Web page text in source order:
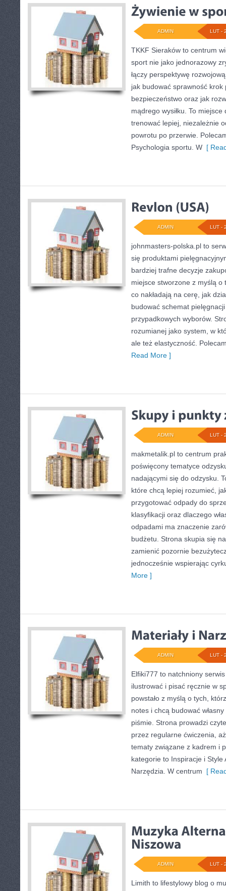
LUT -
ADMIN
TKKF Sieraków to centrum
sport nie jako jednorazowy
łączy perspektywę
jak budować sprawność
bezpieczeństwo oraz jak
mądrego wysiłku. To
trenować lepiej, niezależnie
powrotu po przerwie.
Psychologia sportu. W [
LUT -
ADMIN
johnmasters-polska.pl to
się produktami
bardziej trafne decyzje
miejsce stworzone z myślą o
co nakładają na cerę, jak
budować schemat
przypadkowych wyborów.
rozumianej jako system, w
ale też elastyczność.
Read More ]
LUT -
ADMIN
makmetalik.pl to centrum
poświęcony tematyce
nadającymi się do odzysku.
które chcą lepiej rozumieć,
przygotować odpady do
klasyfikacji oraz dlaczego
odpadami ma znaczenie
budżetu. Strona skupia się
zamienić pozornie
jednocześnie wspierając
More ]
LUT -
ADMIN
Elfiki777 to natchniony
ilustrować i pisać ręcznie w
powstało z myślą o tych,
notes i chcą budować
piśmie. Strona prowadzi
przez regularne ćwiczenia,
tematy związane z kadrem i
kategorie to Inspiracje i Style
Narzędzia. W centrum [
LUT -
ADMIN
Limith to lifestylowy blog o